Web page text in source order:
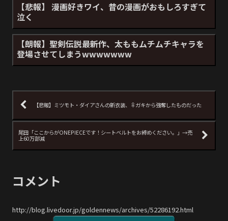
【悲報】 漫画好きワイ、昔の漫画がおもしろすぎて
泣く
【朗報】聖剣伝説最新作、太ももムチムチキャラを
登場させてしまうwwwwwww
【悲報】ミツモト・ダイアさんの新衣装、♀ガキから強奪したものだった
尾田「ここからがONEPIECEです！シートベルトをお締めください。」→売
上60万部減
コメント
http://blog.livedoor.jp/goldennews/archives/52286192.html